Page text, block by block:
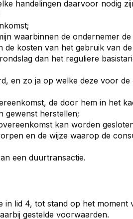
handelingen daarvoor nodig
waarbinnen de ondernemer
kosten van het gebruik van
dan het reguliere
en zo ja op welke deze voor de
de door hem in het
gewenst herstellen;
kan worden
en de wijze waarop de
een duurtransactie.
lid 4, tot stand op het moment
gestelde voorwaarden.